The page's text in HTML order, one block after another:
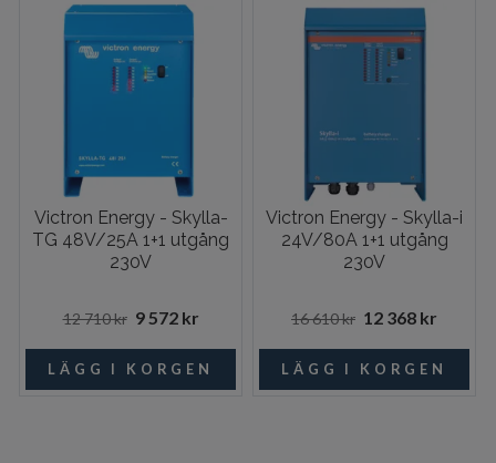
Victron Energy - Skylla-
TG 48V/25A 1+1 utgång
230V
12 710 kr 9 572 kr
Victron Energy - Skylla-i
24V/80A 1+1 utgång
230V
16 610 kr 12 368 kr